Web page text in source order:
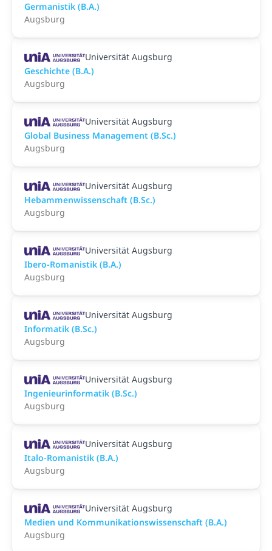
Germanistik (B.A.)
Augsburg
Universität Augsburg
Geschichte (B.A.)
Augsburg
Universität Augsburg
Global Business Management (B.Sc.)
Augsburg
Universität Augsburg
Hebammenwissenschaft (B.Sc.)
Augsburg
Universität Augsburg
Ibero-Romanistik (B.A.)
Augsburg
Universität Augsburg
Informatik (B.Sc.)
Augsburg
Universität Augsburg
Ingenieurinformatik (B.Sc.)
Augsburg
Universität Augsburg
Italo-Romanistik (B.A.)
Augsburg
Universität Augsburg
Medien und Kommunikationswissenschaft (B.A.)
Augsburg